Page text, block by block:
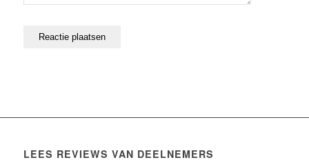
LEES REVIEWS VAN DEELNEMERS